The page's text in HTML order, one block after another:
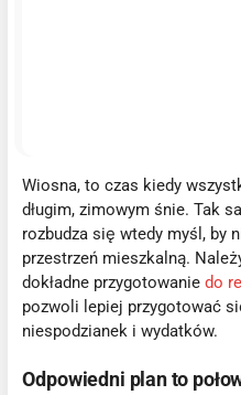
Wiosna, to czas kiedy
długim, zimowym śnie. Tak
rozbudza się wtedy myśl, by
przestrzeń mieszkalną.
dokładne przygotowaniedo
pozwoli lepiej przygotować
niespodzianek i wydatków.
Odpowiedni plan to